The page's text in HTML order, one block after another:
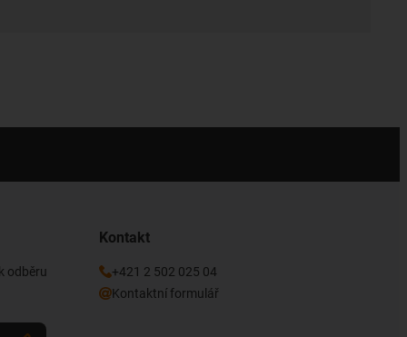
odběru
Kontakt
+421 2 502 025 04
Kontaktní formulář